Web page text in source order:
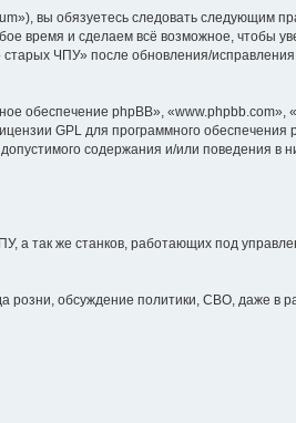
вы обязуетесь следовать следующим
время и сделаем всё возможное, чтобы
ЧПУ» после обновления/
phpBB», «www.phpbb.com»,
GPL для программного обеспечения
содержания и/или поведения
так же станков, работающих под
обсуждение политики, СВО, даже в